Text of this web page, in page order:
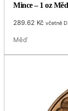
Mince – 1 oz
289.62 Kč včetně
Měď